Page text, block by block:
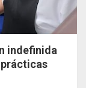
indefinida